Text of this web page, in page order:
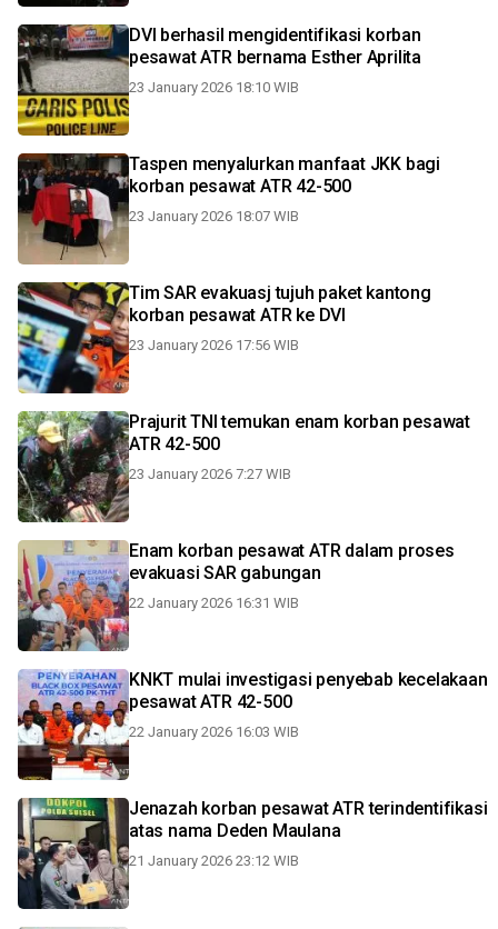
DVI berhasil mengidentifikasi korban
pesawat ATR bernama Esther Aprilita
23 January 2026 18:10 WIB
Taspen menyalurkan manfaat JKK bagi
korban pesawat ATR 42-500
23 January 2026 18:07 WIB
Tim SAR evakuasj tujuh paket kantong
korban pesawat ATR ke DVI
23 January 2026 17:56 WIB
Prajurit TNI temukan enam korban pesawat
ATR 42-500
23 January 2026 7:27 WIB
Enam korban pesawat ATR dalam proses
evakuasi SAR gabungan
22 January 2026 16:31 WIB
KNKT mulai investigasi penyebab kecelakaan
pesawat ATR 42-500
22 January 2026 16:03 WIB
Jenazah korban pesawat ATR terindentifikasi
atas nama Deden Maulana
21 January 2026 23:12 WIB